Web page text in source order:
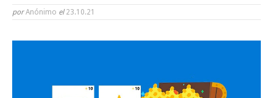
por Anónimo el23.10.21